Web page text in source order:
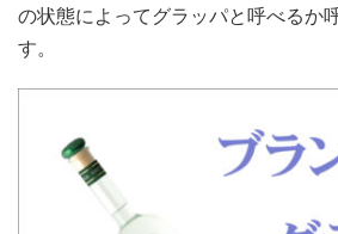
の状態によってグラッパと呼べるか
す。